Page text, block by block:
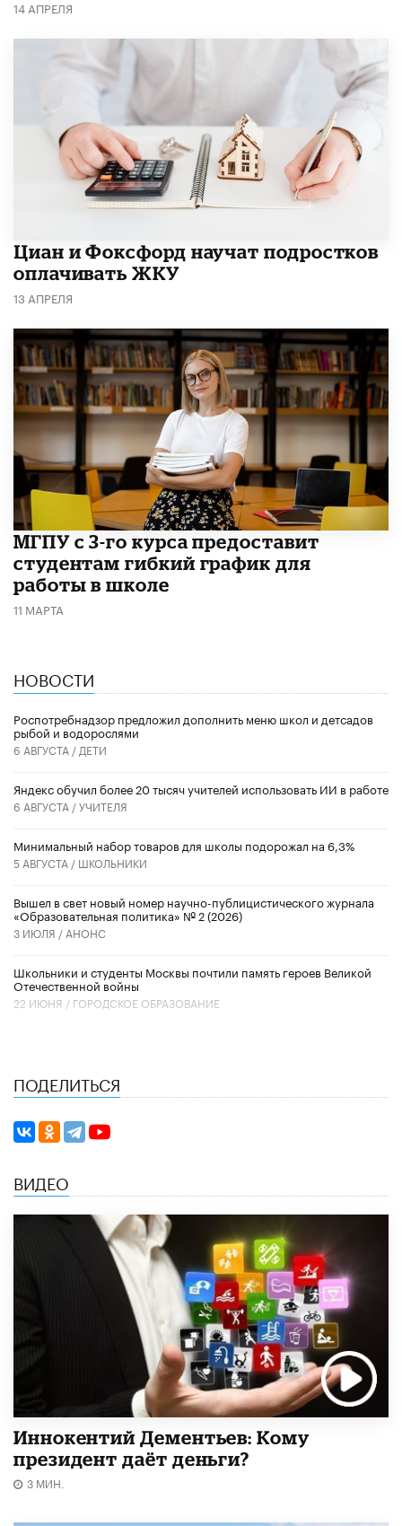
14 АПРЕЛЯ
Циан и Фоксфорд научат подростков
оплачивать ЖКУ
13 АПРЕЛЯ
МГПУ с 3-го курса предоставит
студентам гибкий график для
работы в школе
11 МАРТА
НОВОСТИ
Роспотребнадзор предложил дополнить меню школ и детсадов
рыбой и водорослями
6 АВГУСТА / ДЕТИ
​Яндекс обучил более 20 тысяч учителей использовать ИИ в работе
6 АВГУСТА /УЧИТЕЛЯ
Минимальный набор товаров для школы подорожал на 6,3%
5 АВГУСТА / ШКОЛЬНИКИ
Вышел в свет новый номер научно-публицистического журнала
«Образовательная политика» № 2 (2026)
3 ИЮЛЯ / АНОНС
Школьники и студенты Москвы почтили память героев Великой
Отечественной войны
22 ИЮНЯ / ГОРОДСКОЕ ОБРАЗОВАНИЕ
ПОДЕЛИТЬСЯ
ВИДЕО
Иннокентий Дементьев: Кому
президент даёт деньги?
3 МИН.